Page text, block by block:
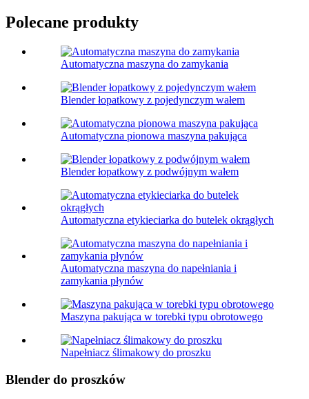
Polecane produkty
Automatyczna maszyna do zamykania
Blender łopatkowy z pojedynczym wałem
Automatyczna pionowa maszyna pakująca
Blender łopatkowy z podwójnym wałem
Automatyczna etykieciarka do butelek okrągłych
Automatyczna maszyna do napełniania i
zamykania płynów
Maszyna pakująca w torebki typu obrotowego
Napełniacz ślimakowy do proszku
Blender do proszków